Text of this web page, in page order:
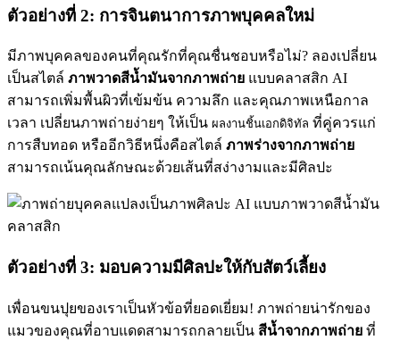
ตัวอย่างที่ 2: การจินตนาการภาพบุคคลใหม่
มีภาพบุคคลของคนที่คุณรักที่คุณชื่นชอบหรือไม่? ลองเปลี่ยน
เป็นสไตล์ ภาพวาดสีน้ำมันจากภาพถ่าย แบบคลาสสิก AI
สามารถเพิ่มพื้นผิวที่เข้มข้น ความลึก และคุณภาพเหนือกาล
เวลา เปลี่ยนภาพถ่ายง่ายๆ ให้เป็น ผลงานชิ้นเอกดิจิทัล ที่คู่ควรแก่
การสืบทอด หรืออีกวิธีหนึ่งคือสไตล์ ภาพร่างจากภาพถ่าย
สามารถเน้นคุณลักษณะด้วยเส้นที่สง่างามและมีศิลปะ
ตัวอย่างที่ 3: มอบความมีศิลปะให้กับสัตว์เลี้ยง
เพื่อนขนปุยของเราเป็นหัวข้อที่ยอดเยี่ยม! ภาพถ่ายน่ารักของ
แมวของคุณที่อาบแดดสามารถกลายเป็น สีน้ำจากภาพถ่าย ที่